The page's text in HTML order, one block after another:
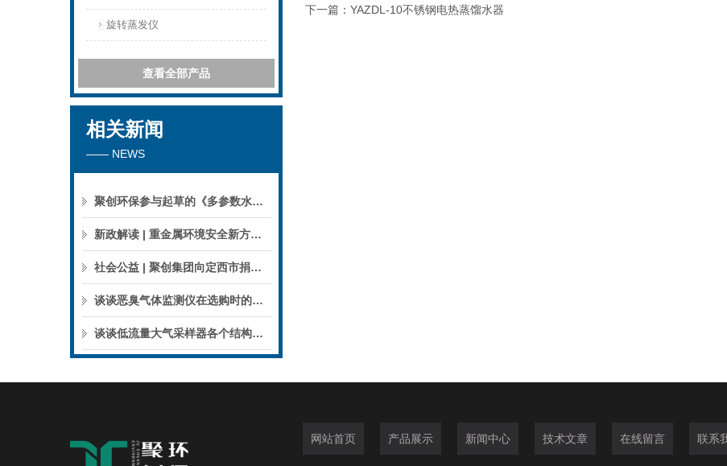
旋转蒸发仪
查看全部产品
相关新闻
—— NEWS
聚创环保参与起草的《多参数水质分析仪》团标正式公布，促进国产仪器创新升级
新政解读 | 重金属环境安全新方案来了，聚焦5省21市！
社会公益 | 聚创集团向定西市捐赠检验检测仪器设备
谈谈恶臭气体监测仪在选购时的建议和指南
谈谈低流量大气采样器各个结构的特点
下一篇： YAZDL-10不锈钢电热蒸馏水器
网站首页 产品展示 新闻中心 技术文章 在线留言 联系